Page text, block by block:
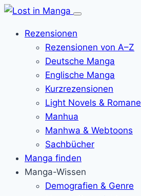
Menü
Rezensionen
Rezensionen von A–Z
Deutsche Manga
Englische Manga
Kurzrezensionen
Light Novels & Romane
Manhua
Manhwa & Webtoons
Sachbücher
Manga finden
Manga-Wissen
Demografien & Genre